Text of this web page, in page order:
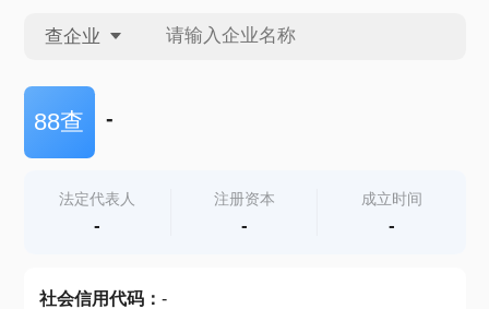
查企业
查企业
查产地
88查 -
法定代表人
-
注册资本
-
成立时间
-
社会信用代码： -